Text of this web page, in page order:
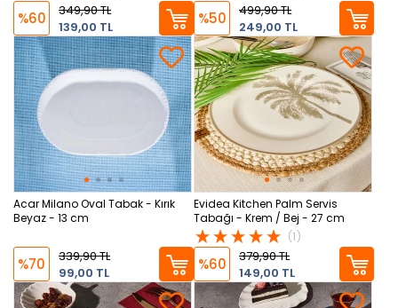
%60
349,90 TL
139,00 TL
%50
499,90 TL
249,00 TL
Acar Milano Oval Tabak - Kırık
Beyaz - 13 cm
%70
339,90 TL
99,00 TL
Evidea Kitchen Palm Servis
Tabağı - Krem / Bej - 27 cm
(1)
%60
379,90 TL
149,00 TL